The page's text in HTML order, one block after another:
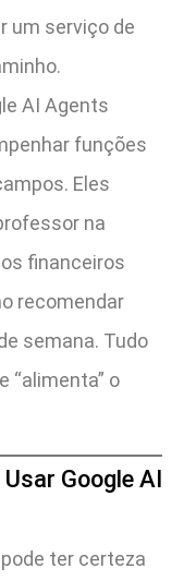
um serviço de
AI Agents
funções
Eles
na
financeiros
recomendar
semana. Tudo
“alimenta” o
Google AI
ter certeza